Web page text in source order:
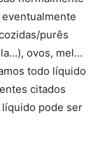
purês
ovos, mel…
todo líquido
citados
pode ser